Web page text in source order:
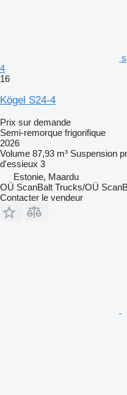
4
16
Kögel S24-4
Prix sur demande
Semi-remorque frigorifique
2026
Volume 87,93 m³ Suspension
d'essieux 3
Estonie, Maardu
OÜ ScanBalt Trucks/OÜ
Contacter le vendeur